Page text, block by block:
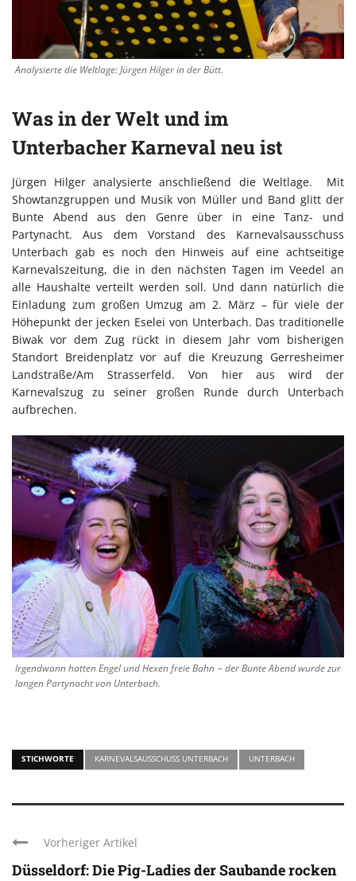
Analysierte die Weltlage: Jürgen Hilger in der Bütt.
Was in der Welt und im
Unterbacher Karneval neu ist
Jürgen Hilger analysierte anschließend die Weltlage. Mit
Showtanzgruppen und Musik von Müller und Band glitt der
Bunte Abend aus den Genre über in eine Tanz- und
Partynacht. Aus dem Vorstand des Karnevalsausschuss
Unterbach gab es noch den Hinweis auf eine achtseitige
Karnevalszeitung, die in den nächsten Tagen im Veedel an
alle Haushalte verteilt werden soll. Und dann natürlich die
Einladung zum großen Umzug am 2. März – für viele der
Höhepunkt der jecken Eselei von Unterbach. Das traditionelle
Biwak vor dem Zug rückt in diesem Jahr vom bisherigen
Standort Breidenplatz vor auf die Kreuzung Gerresheimer
Landstraße/Am Strasserfeld. Von hier aus wird der
Karnevalszug zu seiner großen Runde durch Unterbach
aufbrechen.
Irgendwann hatten Engel und Hexen freie Bahn – der Bunte Abend wurde zur
langen Partynacht von Unterbach.
STICHWORTE KARNEVALSAUSSCHUSS UNTERBACH UNTERBACH
Vorheriger Artikel
Düsseldorf: Die Pig-Ladies der Saubande rocken